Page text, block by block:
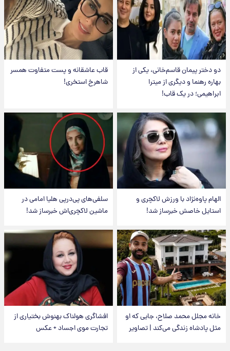
دو دختر پیمان قاسم‌خانی، یکی از
بهاره رهنما و دیگری از میترا
ابراهیمی؛ در یک قاب!
قاب عاشقانه و پست متفاوت همسر
شاهرخ استخری!
الهام پاوه‌نژاد با ورزش لاکچری و
استایل خاصش خبرساز شد!
سلفی‌های پی‌درپی هلیا امامی در
ماشین لاکچری‌اش خبرساز شد!
خانه مجلل محمد صلاح، جایی که او
مثل پادشاه زندگی می‌کند | تصاویر
افشاگری هولناک بهنوش بختیاری از
تجارت موی اجساد + عکس